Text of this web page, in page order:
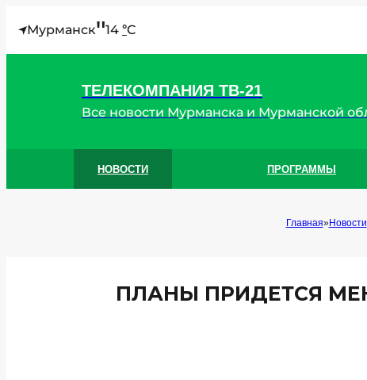
Мурманск"14 °C
ТЕЛЕКОМПАНИЯ ТВ-21
Все новости Мурманска и Мурманской
НОВОСТИ ПРОГРАММЫ
Главная Новости
ПЛАНЫ ПРИДЕТСЯ